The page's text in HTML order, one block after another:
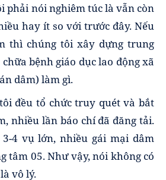
phải nói nghiêm túc là vẫn còn
hay ít so với trước đây. Nếu
thì chúng tôi xây dựng trung
bệnh giáo dục lao động xã
dâm) làm gì.
đều tổ chức truy quét và bắt
nhiều lần báo chí đã đăng tải.
4 vụ lớn, nhiều gái mại dâm
tâm 05. Như vậy, nói không có
vô lý.